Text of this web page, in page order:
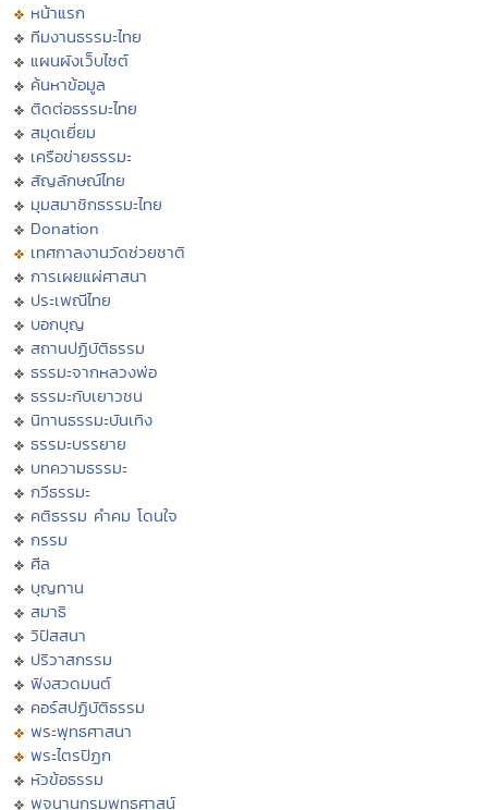
หน้าแรก
ทีมงานธรรมะไทย
แผนผังเว็บไซต์
ค้นหาข้อมูล
ติดต่อธรรมะไทย
สมุดเยี่ยม
เครือข่ายธรรมะ
สัญลักษณ์ไทย
มุมสมาชิกธรรมะไทย
Donation
เทศกาลงานวัดช่วยชาติ
การเผยแผ่ศาสนา
ประเพณีไทย
บอกบุญ
สถานปฏิบัติธรรม
ธรรมะจากหลวงพ่อ
ธรรมะกับเยาวชน
นิทานธรรมะบันเทิง
ธรรมะบรรยาย
บทความธรรมะ
กวีธรรมะ
คติธรรม คำคม โดนใจ
กรรม
ศีล
บุญทาน
สมาธิ
วิปัสสนา
ปริวาสกรรม
ฟังสวดมนต์
คอร์สปฏิบัติธรรม
พระพุทธศาสนา
พระไตรปิฏก
หัวข้อธรรม
พจนานุกรมพุทธศาสน์